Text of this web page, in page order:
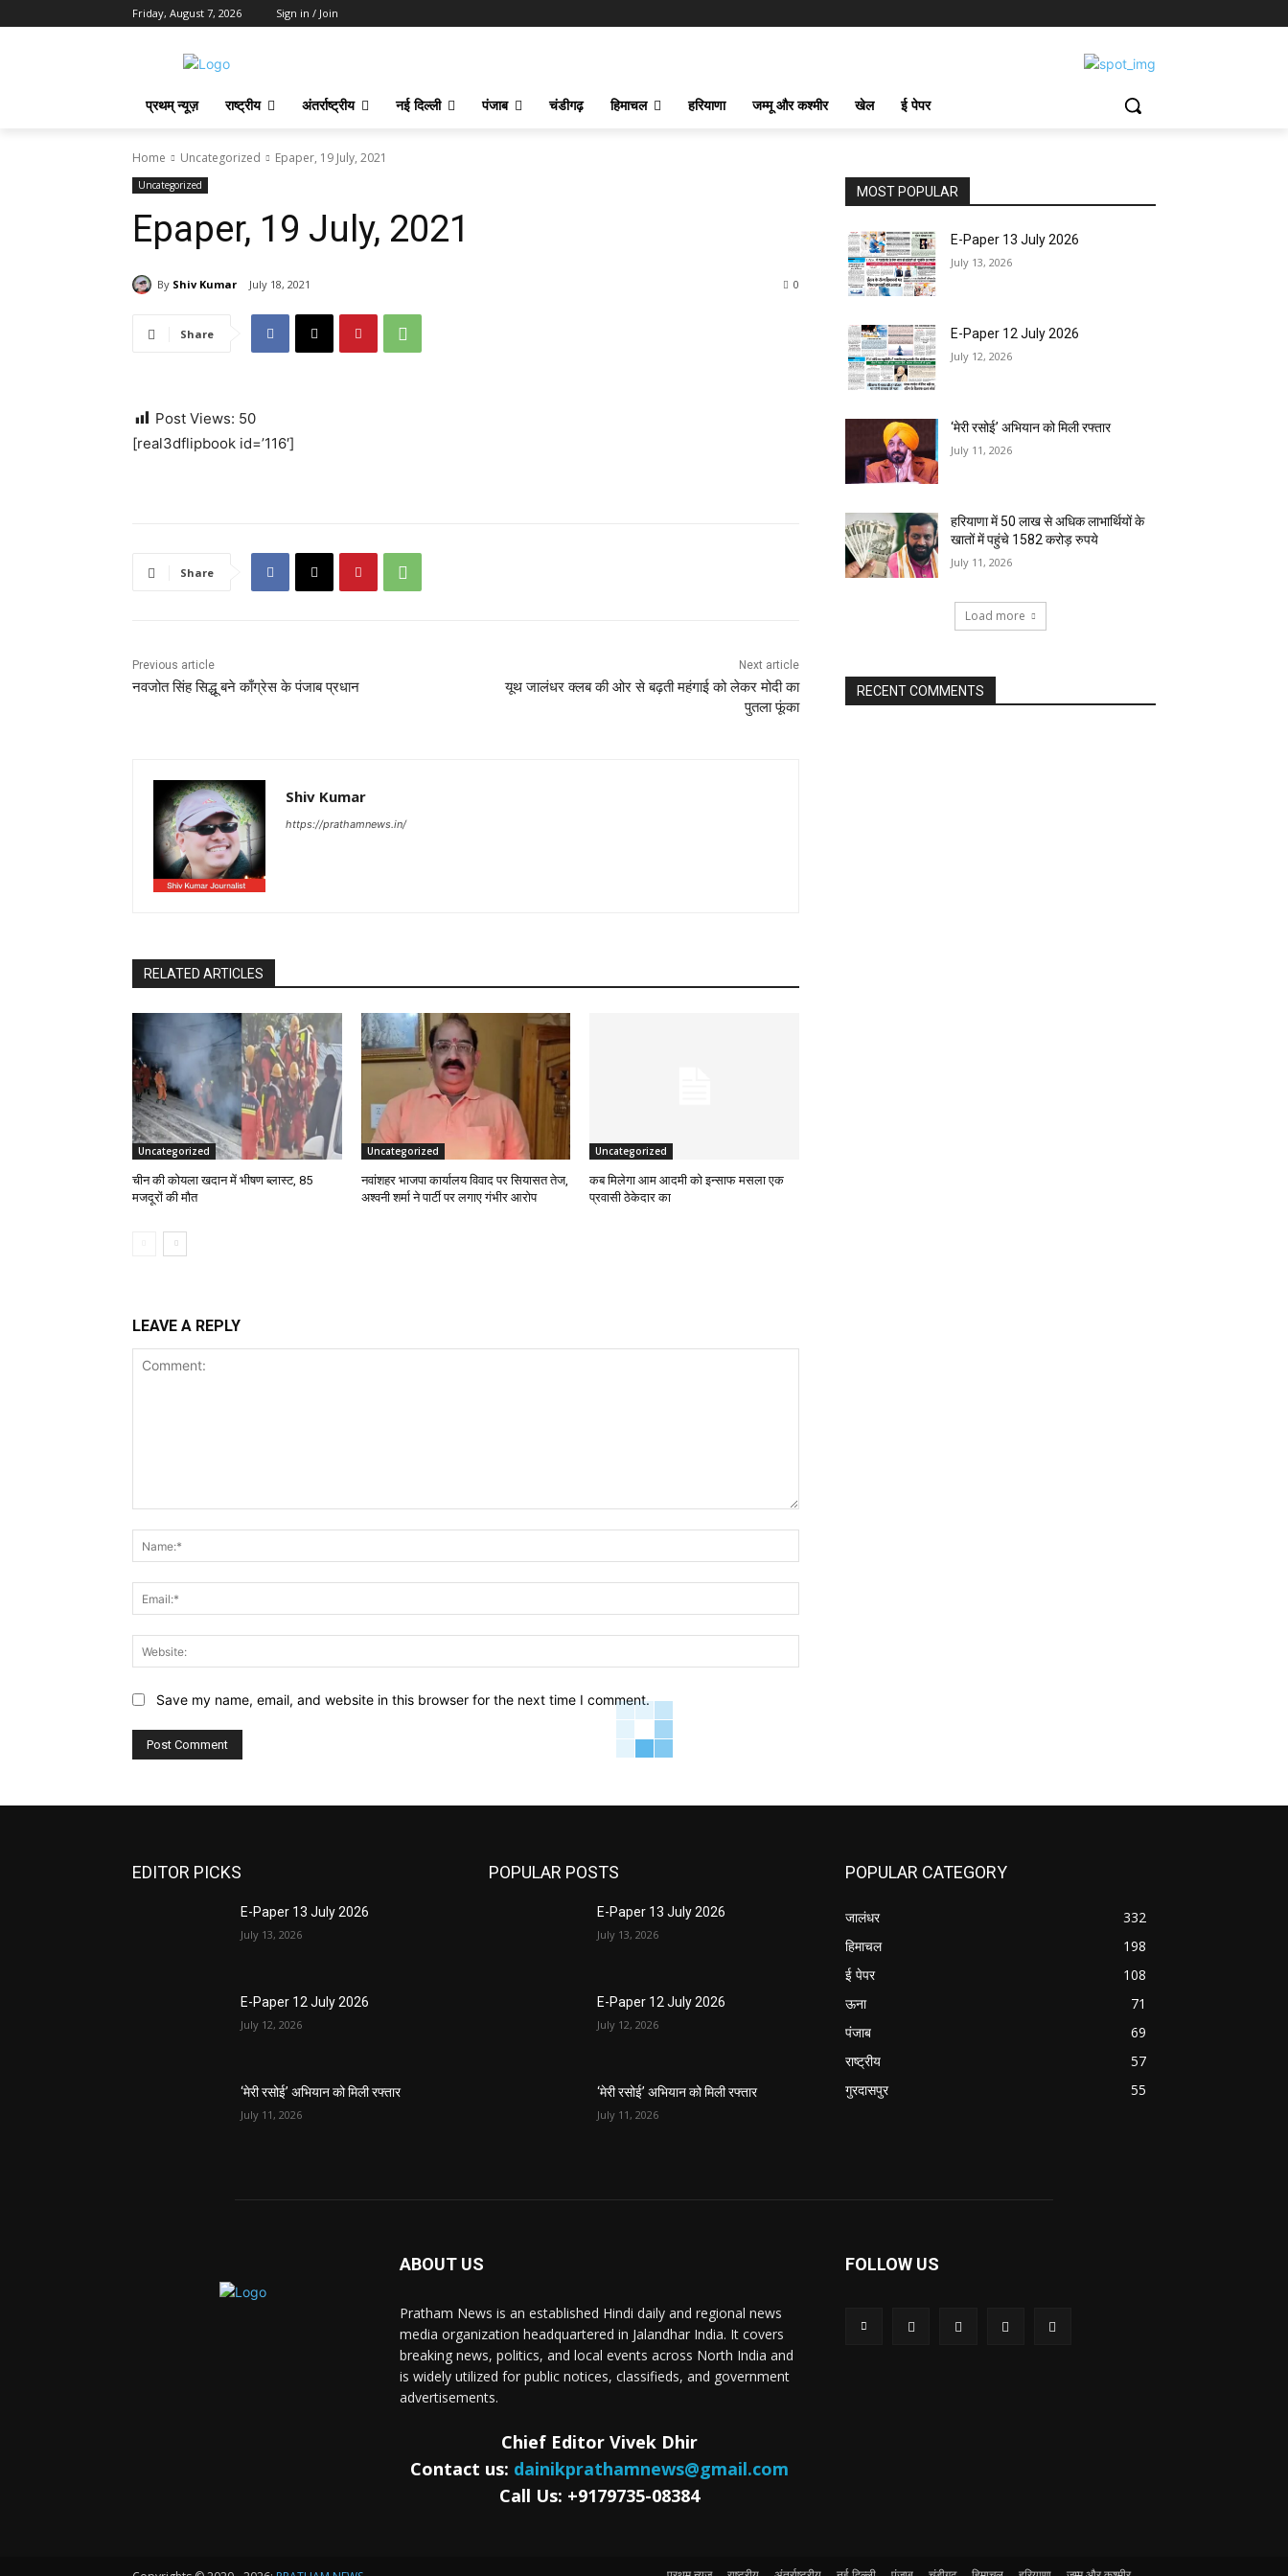
Friday, August 7, 2026 Sign in / Join
प्रथम् न्यूज़ राष्ट्रीय अंतर्राष्ट्रीय नई दिल्ली पंजाब चंडीगढ़ हिमाचल हरियाणा जम्मू और कश्मीर खेल ई पेपर
Home Uncategorized Epaper, 19 July, 2021
Uncategorized
Epaper, 19 July, 2021
By Shiv Kumar July 18, 2021 0
Share
Post Views: 50
[real3dflipbook id=’116′]
Share
Previous article
नवजोत सिंह सिद्धू बने काँग्रेस के पंजाब प्रधान
Next article
यूथ जालंधर क्लब की ओर से बढ़ती महंगाई को लेकर मोदी का
पुतला फूंका
Shiv Kumar
https://prathamnews.in/
RELATED ARTICLES
Uncategorized
चीन की कोयला खदान में भीषण ब्लास्ट, 85
मजदूरों की मौत
Uncategorized
नवांशहर भाजपा कार्यालय विवाद पर सियासत तेज,
अश्वनी शर्मा ने पार्टी पर लगाए गंभीर आरोप
Uncategorized
कब मिलेगा आम आदमी को इन्साफ मसला एक
प्रवासी ठेकेदार का
LEAVE A REPLY
Save my name, email, and website in this browser for the next time I comment.
MOST POPULAR
E-Paper 13 July 2026
July 13, 2026
E-Paper 12 July 2026
July 12, 2026
‘मेरी रसोई’ अभियान को मिली रफ्तार
July 11, 2026
हरियाणा में 50 लाख से अधिक लाभार्थियों के
खातों में पहुंचे 1582 करोड़ रुपये
July 11, 2026
Load more
RECENT COMMENTS
EDITOR PICKS
E-Paper 13 July 2026
July 13, 2026
E-Paper 12 July 2026
July 12, 2026
‘मेरी रसोई’ अभियान को मिली रफ्तार
July 11, 2026
POPULAR POSTS
E-Paper 13 July 2026
July 13, 2026
E-Paper 12 July 2026
July 12, 2026
‘मेरी रसोई’ अभियान को मिली रफ्तार
July 11, 2026
POPULAR CATEGORY
जालंधर
332
हिमाचल
198
ई पेपर
108
ऊना
71
पंजाब
69
राष्ट्रीय
57
गुरदासपुर
55
ABOUT US
Pratham News is an established Hindi daily and regional news
media organization headquartered in Jalandhar India. It covers
breaking news, politics, and local events across North India and
is widely utilized for public notices, classifieds, and government
advertisements.
Chief Editor Vivek Dhir
Contact us: dainikprathamnews@gmail.com
Call Us: +9179735-08384
FOLLOW US